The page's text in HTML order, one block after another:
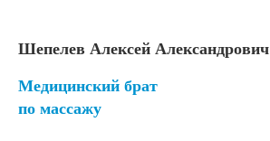
Шепелев Алексей Александрович
Медицинский брат
по массажу